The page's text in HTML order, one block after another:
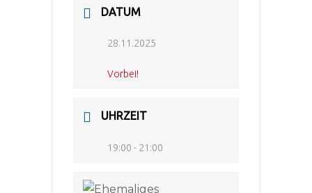
DATUM
28.11.2025
Vorbei!
UHRZEIT
19:00 - 21:00